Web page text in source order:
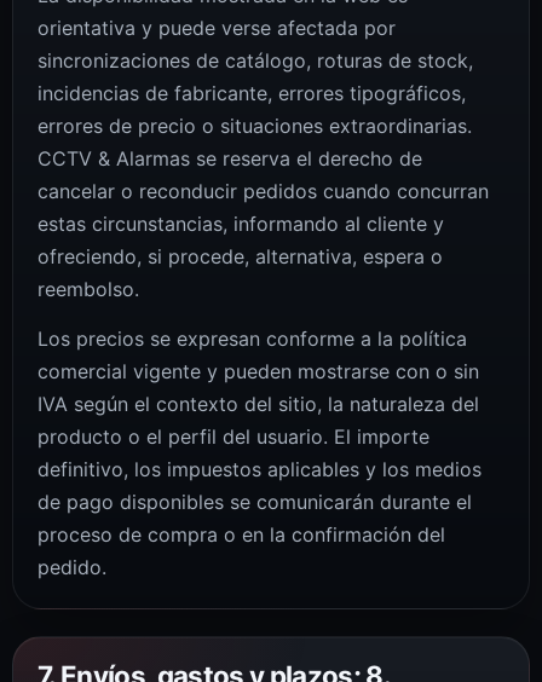
orientativa y puede verse afectada por
sincronizaciones de catálogo, roturas de stock,
incidencias de fabricante, errores tipográficos,
errores de precio o situaciones extraordinarias.
CCTV & Alarmas se reserva el derecho de
cancelar o reconducir pedidos cuando concurran
estas circunstancias, informando al cliente y
ofreciendo, si procede, alternativa, espera o
reembolso.
Los precios se expresan conforme a la política
comercial vigente y pueden mostrarse con o sin
IVA según el contexto del sitio, la naturaleza del
producto o el perfil del usuario. El importe
definitivo, los impuestos aplicables y los medios
de pago disponibles se comunicarán durante el
proceso de compra o en la confirmación del
pedido.
7. Envíos, gastos y plazos; 8.